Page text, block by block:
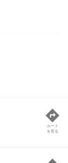
ルート
を見る